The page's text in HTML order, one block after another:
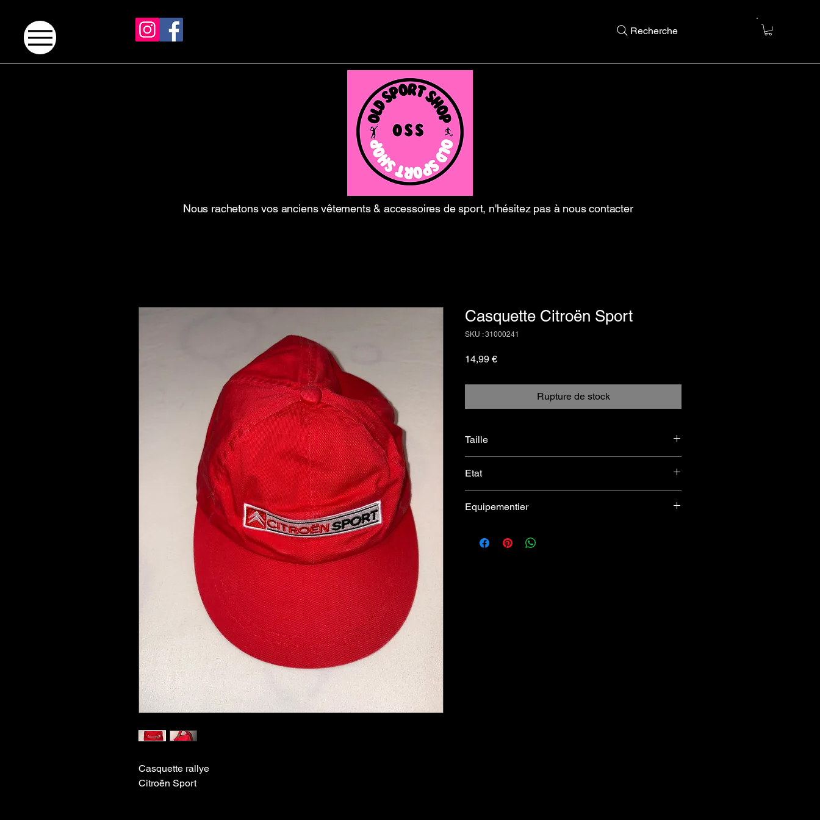
Recherche
Nous rachetons vos anciens vêtements & accessoires de sport, n'hésitez pas à nous contacter
Casquette rallye
Citroën Sport
Casquette Citroën Sport
SKU : 31000241
14,99 €Prix
Rupture de stock
Taille
Etat
Equipementier